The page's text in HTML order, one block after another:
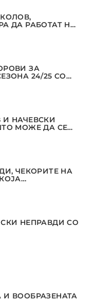
ДА РАБОТАТ НА
ЗА
24/25 СО
НАЧЕВСКИ
МОЖЕ ДА СЕ
ЧЕКОРИТЕ НА
НЕПРАВДИ СО
ВООБРАЗЕНАТА